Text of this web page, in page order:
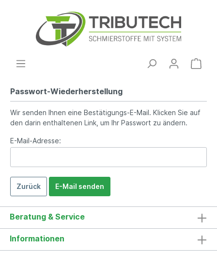
Passwort-Wiederherstellung
Wir senden Ihnen eine Bestätigungs-E-Mail. Klicken Sie auf
den darin enthaltenen Link, um Ihr Passwort zu ändern.
E-Mail-Adresse:
Zurück E-Mail senden
Beratung & Service
Informationen